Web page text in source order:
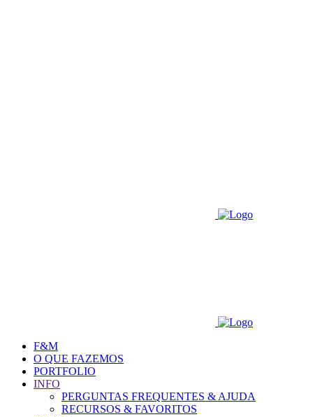
F&M
O QUE FAZEMOS
PORTFOLIO
INFO
PERGUNTAS FREQUENTES & AJUDA
RECURSOS & FAVORITOS